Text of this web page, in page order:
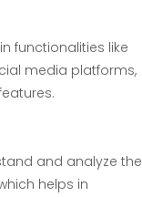
functionalities like
media platforms,
and analyze the
helps in